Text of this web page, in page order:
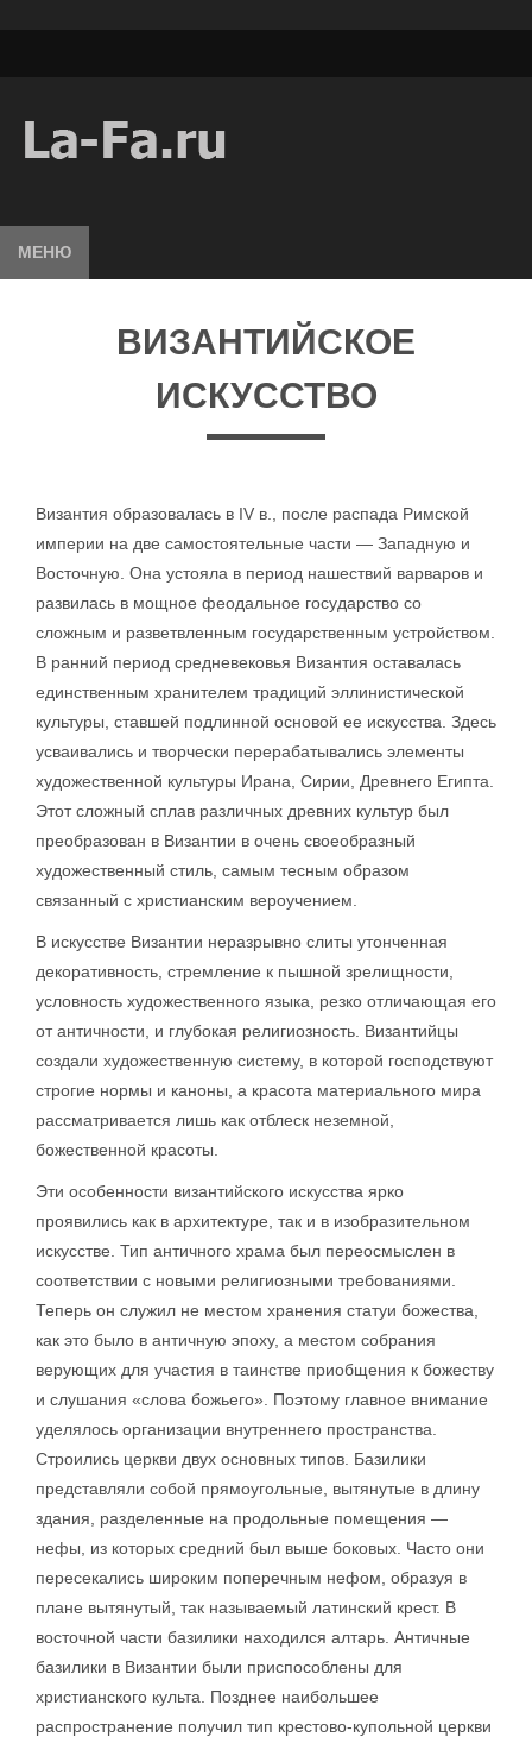
МЕНЮ
ВИЗАНТИЙСКОЕ
ИСКУССТВО
Византия образовалась в IV в., после распада Римской
империи на две самостоятельные части — Западную и
Восточную. Она устояла в период нашествий варваров и
развилась в мощное феодальное государство со
сложным и разветвленным государственным устройством.
В ранний период средневековья Византия оставалась
единственным хранителем традиций эллинистической
культуры, ставшей подлинной основой ее искусства. Здесь
усваивались и творчески перерабатывались элементы
художественной культуры Ирана, Сирии, Древнего Египта.
Этот сложный сплав различных древних культур был
преобразован в Византии в очень своеобразный
художественный стиль, самым тесным образом
связанный с христианским вероучением.
В искусстве Византии неразрывно слиты утонченная
декоративность, стремление к пышной зрелищности,
условность художественного языка, резко отличающая его
от античности, и глубокая религиозность. Византийцы
создали художественную систему, в которой господствуют
строгие нормы и каноны, а красота материального мира
рассматривается лишь как отблеск неземной,
божественной красоты.
Эти особенности византийского искусства ярко
проявились как в архитектуре, так и в изобразительном
искусстве. Тип античного храма был переосмыслен в
соответствии с новыми религиозными требованиями.
Теперь он служил не местом хранения статуи божества,
как это было в античную эпоху, а местом собрания
верующих для участия в таинстве приобщения к божеству
и слушания «слова божьего». Поэтому главное внимание
уделялось организации внутреннего пространства.
Строились церкви двух основных типов. Базилики
представляли собой прямоугольные, вытянутые в длину
здания, разделенные на продольные помещения —
нефы, из которых средний был выше боковых. Часто они
пересекались широким поперечным нефом, образуя в
плане вытянутый, так называемый латинский крест. В
восточной части базилики находился алтарь. Античные
базилики в Византии были приспособлены для
христианского культа. Позднее наибольшее
распространение получил тип крестово-купольной церкви